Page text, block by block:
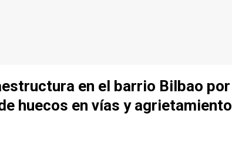
en el barrio Bilbao por
huecos en vías y agrietamiento